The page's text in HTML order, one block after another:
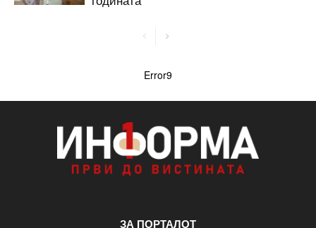
Error9
ЗА ПОРТАЛОТ